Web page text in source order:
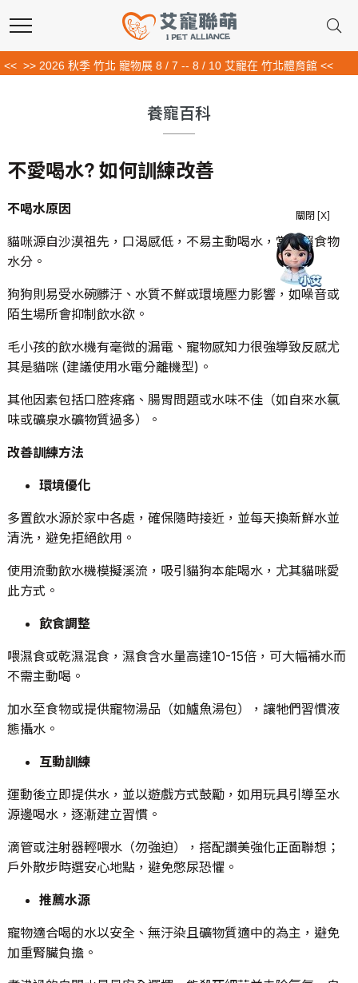
>> 2026 秋季 竹北 寵物展 8 / 7 -- 8 / 10 艾寵在 竹北體育館 <<
養寵百科
不愛喝水? 如何訓練改善
不喝水原因
貓咪源自沙漠祖先，口渴感低，不易主動喝水，常依賴食物
水分。
狗狗則易受水碗髒汙、水質不鮮或環境壓力影響，如噪音或
陌生場所會抑制飲水欲。
毛小孩的飲水機有毫微的漏電、寵物感知力很強導致反感尤
其是貓咪 (建議使用水電分離機型)。
其他因素包括口腔疼痛、腸胃問題或水味不佳（如自來水氯
味或礦泉水礦物質過多）。
改善訓練方法
環境優化
多置飲水源於家中各處，確保隨時接近，並每天換新鮮水並
清洗，避免拒絕飲用。
使用流動飲水機模擬溪流，吸引貓狗本能喝水，尤其貓咪愛
此方式。
飲食調整
喂濕食或乾濕混食，濕食含水量高達10-15倍，可大幅補水而
不需主動喝。
加水至食物或提供寵物湯品（如鱸魚湯包），讓牠們習慣液
態攝水。
互動訓練
運動後立即提供水，並以遊戲方式鼓勵，如用玩具引導至水
源邊喝水，逐漸建立習慣。
滴管或注射器輕喂水（勿強迫），搭配讚美強化正面聯想；
戶外散步時選安心地點，避免憋尿恐懼。
推薦水源
寵物適合喝的水以安全、無汙染且礦物質適中的為主，避免
加重腎臟負擔。
關閉 [X]